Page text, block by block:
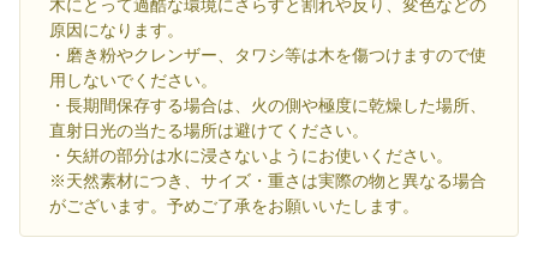
木にとって過酷な環境にさらすと割れや反り、変色などの
原因になります。
・磨き粉やクレンザー、タワシ等は木を傷つけますので使
用しないでください。
・長期間保存する場合は、火の側や極度に乾燥した場所、
直射日光の当たる場所は避けてください。
・矢絣の部分は水に浸さないようにお使いください。
※天然素材につき、サイズ・重さは実際の物と異なる場合
がございます。予めご了承をお願いいたします。